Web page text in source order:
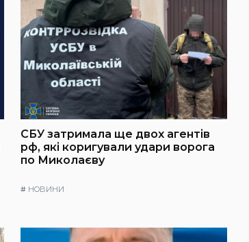
СБУ затримала ще двох агентів
рф, які коригували удари ворога
по Миколаєву
# НОВИНИ